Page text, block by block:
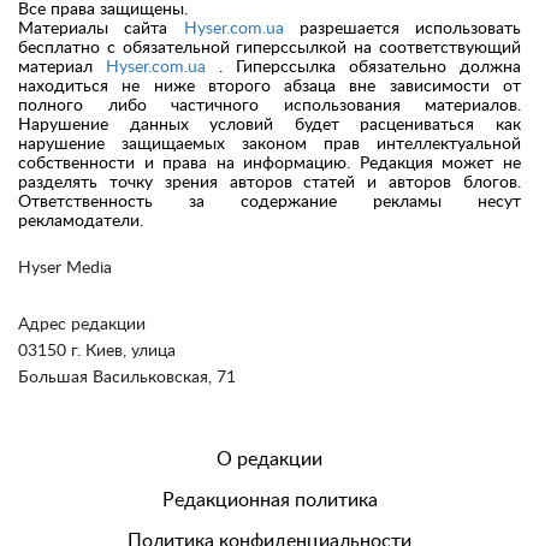
Hyser Media
Адрес редакции
03150 г. Киев, улица
Большая Васильковская, 71
Все права защищены.
Материалы сайта
Hyser.com.ua разрешается использовать
бесплатно с обязательной гиперссылкой на соответствующий
материал
Hyser.com.ua . Гиперссылка обязательно должна
находиться не ниже второго абзаца вне зависимости от
полного либо частичного использования материалов.
Нарушение данных условий будет расцениваться как
нарушение защищаемых законом прав интеллектуальной
собственности и права на информацию. Редакция может не
разделять точку зрения авторов статей и авторов блогов.
Ответственность за содержание рекламы несут
рекламодатели.
О редакции
Редакционная политика
Политика конфиденциальности